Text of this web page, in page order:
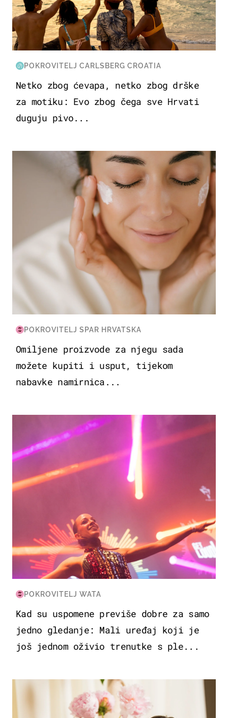
POKROVITELJ CARLSBERG CROATIA
Netko zbog ćevapa, netko zbog drške
za motiku: Evo zbog čega sve Hrvati
duguju pivo...
MODA & LJEPOTA
POKROVITELJ SPAR HRVATSKA
Omiljene proizvode za njegu sada
možete kupiti i usput, tijekom
nabavke namirnica...
KULTURA & ZABAVA
POKROVITELJ WATA
Kad su uspomene previše dobre za samo
jedno gledanje: Mali uređaj koji je
još jednom oživio trenutke s ple...
MODA & LJEPOTA